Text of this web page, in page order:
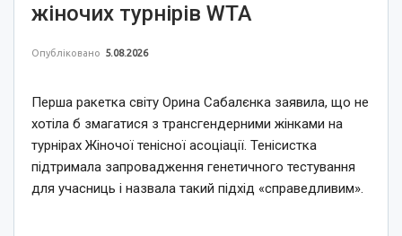
жіночих турнірів WTA
Опубліковано 5.08.2026
Перша ракетка світу Орина Сабалєнка заявила, що не
хотіла б змагатися з трансгендерними жінками на
турнірах Жіночої тенісної асоціації. Тенісистка
підтримала запровадження генетичного тестування
для учасниць і назвала такий підхід «справедливим».